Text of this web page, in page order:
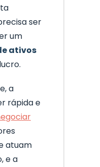
ser
um
ativos
a
rápida e
atuam
e a